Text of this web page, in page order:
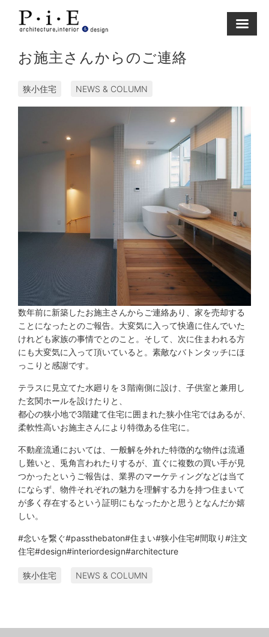
content
お施主さんからのご連絡
狭小住宅 NEWS & COLUMN
数年前に新築したお施主さんからご連絡あり、家を売却する
ことになったとのご報告。大変気に入って快適に住んでいた
けれども家族の事情でとのこと。そして、次に住まわれる方
にも大変気に入って頂いていると。素敵なバトンタッチにほ
っこりと感謝です。
テラスに見立てた水廻りを３階南側に設け、子供室と兼用し
た玄関ホールを設けたりと、
都心の狭小地で3階建て住宅に囲まれた狭小住宅ではあるが、
柔軟性高いお施主さんにより特徴ある住宅に。
不動産流通においては、一般解を外れた特徴的な物件は流通
し難いと、兎角言われたりするが、直ぐに複数の買い手が見
つかったというご報告は、業界のマーケティングなどは当て
にならず、物件それぞれの魅力を理解する力を持つ住まいて
が多く存在するという証明にもなったかと思うとなんだか嬉
しい。
#念いを繋ぐ#passthebaton#住まい#狭小住宅#間取り#注文
住宅#design#interiordesign#architecture
狭小住宅 NEWS & COLUMN